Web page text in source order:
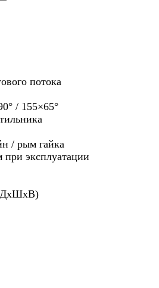
потока
/ 155×65°
/ рым гайка
эксплуатации